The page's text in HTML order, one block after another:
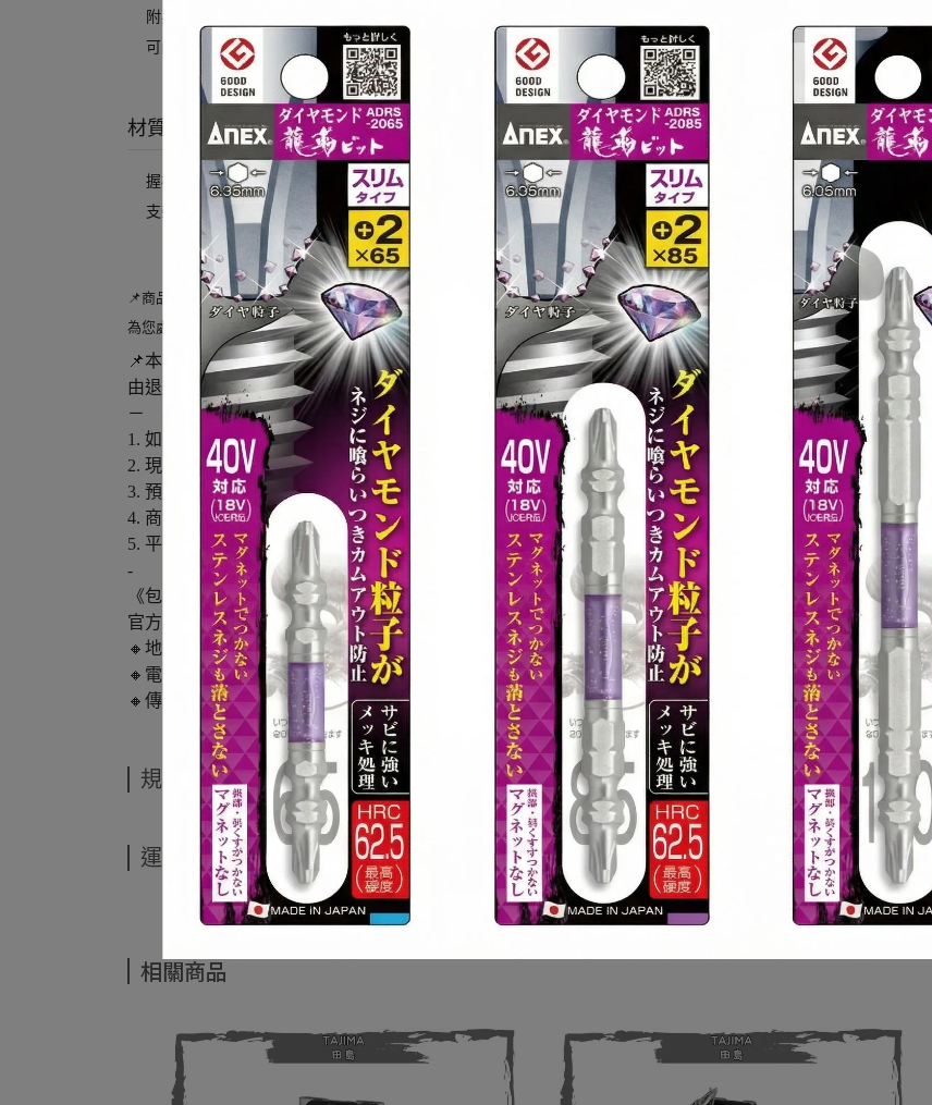
附黑刃（1片＋内蔵2片）
可內藏2片替刃
材質
握柄：彈性樹脂
支架:不鏽鋼
📌商品若有問題請在收到貨「3天內」提出，並且請提供｜開箱影片｜將會儘速
為您處理！
📌本賣場不提供 「不好用」、「選錯 尺寸」、「不喜歡」等理
由退還貨服務
－
1. 如需【打統編】請下單時備註
2. 現貨商品 / 1-3天內出貨
3. 預購商品/ 2-14天內出貨（會先通知顧客）
4. 商品皆原廠公司貨，可安心購買
5. 平行輸入商品會另外備註
-
《包裹訂單問題》
官方LINE : @chiahung (記得+@）
🔸地址:高雄市仁武區澄觀路1306號
🔸電話:07-3741609
🔸傳真:07-3740323
規格說明
運送方式
相關商品